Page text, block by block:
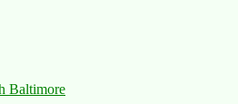
Baltimore